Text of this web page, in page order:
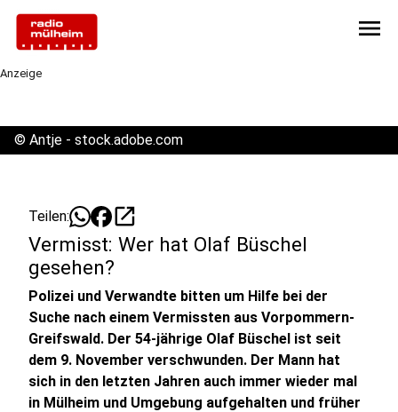
menu
Anzeige
© Antje - stock.adobe.com
Teilen: open_in_new
Vermisst: Wer hat Olaf Büschel
gesehen?
Polizei und Verwandte bitten um Hilfe bei der
Suche nach einem Vermissten aus Vorpommern-
Greifswald. Der 54-jährige Olaf Büschel ist seit
dem 9. November verschwunden. Der Mann hat
sich in den letzten Jahren auch immer wieder mal
in Mülheim und Umgebung aufgehalten und früher